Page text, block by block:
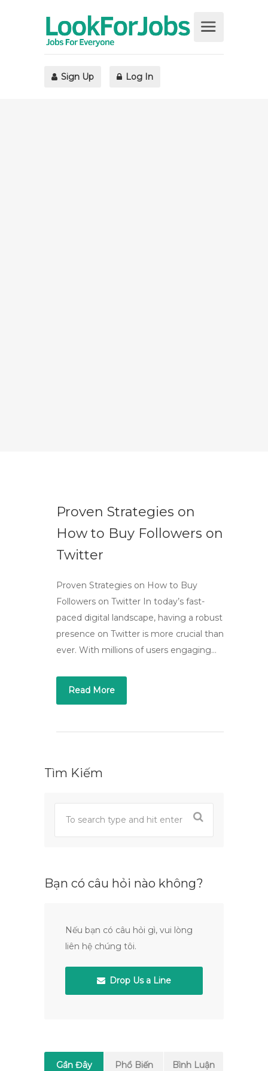
Sign Up Log In
Proven Strategies on
How to Buy Followers on
Twitter
Proven Strategies on How to Buy
Followers on Twitter In today’s fast-
paced digital landscape, having a robust
presence on Twitter is more crucial than
ever. With millions of users engaging…
Read More
Tìm Kiếm
Bạn có câu hỏi nào không?
Nếu bạn có câu hỏi gì, vui lòng
liên hệ chúng tôi.
Drop Us a Line
Gần Đây Phổ Biến Bình Luận